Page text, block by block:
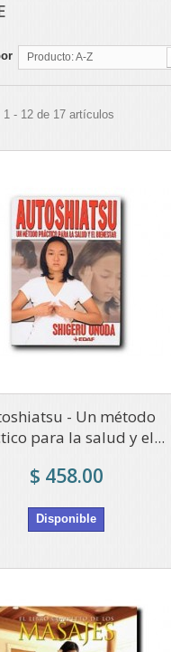
Producto: A-Z
1 - 12 de 17 artículos
- Un método
para la salud y el...
$ 458.00
Disponible